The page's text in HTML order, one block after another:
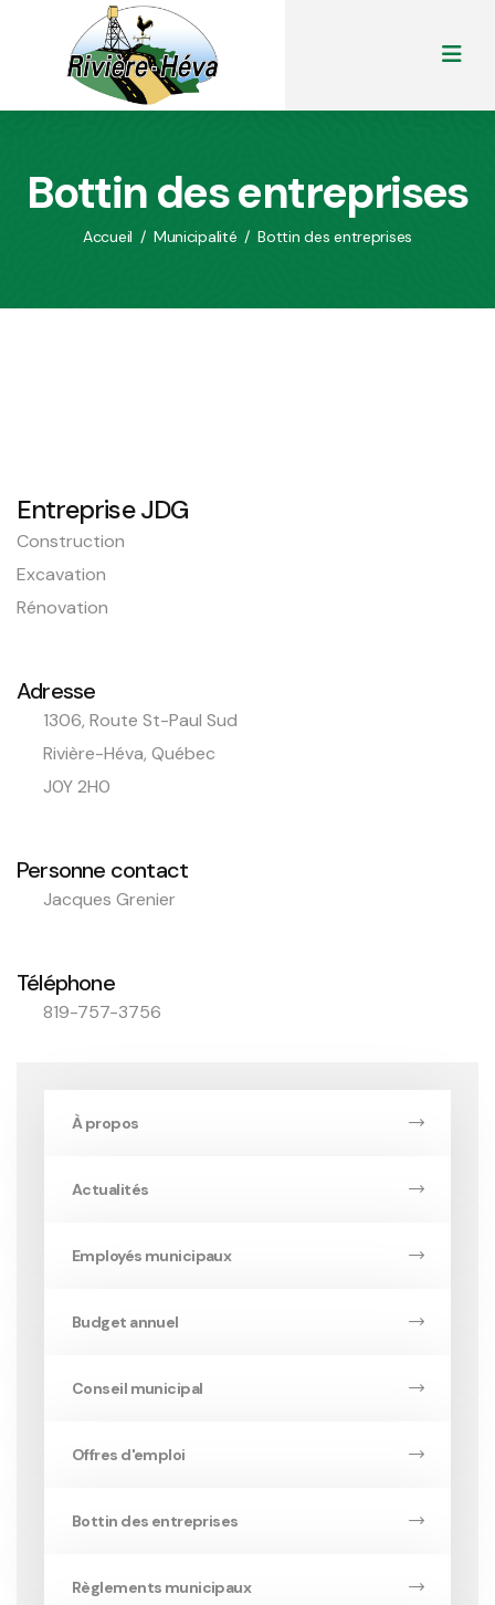
Bottin des entreprises
Accueil / Municipalité / Bottin des entreprises
Entreprise JDG
Construction
Excavation
Rénovation
Adresse
1306, Route St-Paul Sud
Rivière-Héva, Québec
J0Y 2H0
Personne contact
Jacques Grenier
Téléphone
819-757-3756
À propos
Actualités
Employés municipaux
Budget annuel
Conseil municipal
Offres d'emploi
Bottin des entreprises
Règlements municipaux